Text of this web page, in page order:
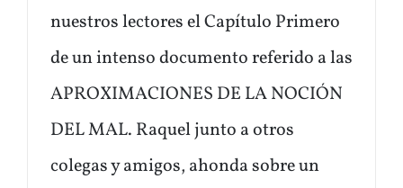
nuestros lectores el Capítulo Primero
de un intenso documento referido a las
APROXIMACIONES DE LA NOCIÓN
DEL MAL. Raquel junto a otros
colegas y amigos, ahonda sobre un